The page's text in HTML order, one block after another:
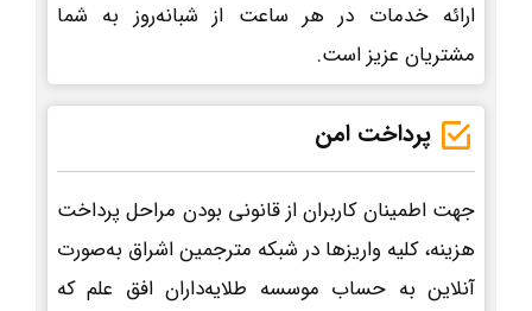
ارائه خدمات در هر ساعت از شبانه‌روز به شما
مشتریان عزیز است.
پرداخت امن
جهت اطمینان کاربران از قانونی بودن مراحل پرداخت
هزینه، کلیه واریزها در شبکه مترجمین اشراق به‌صورت
آنلاین به حساب موسسه طلایه‌داران افق علم که